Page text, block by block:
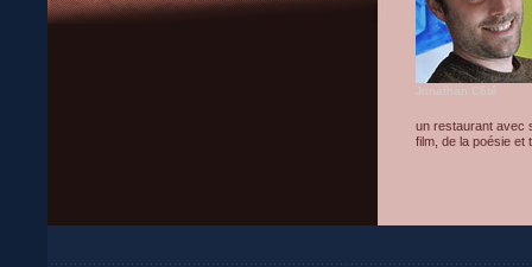
Jonathan Côté
un restaurant avec
film, de la poésie et